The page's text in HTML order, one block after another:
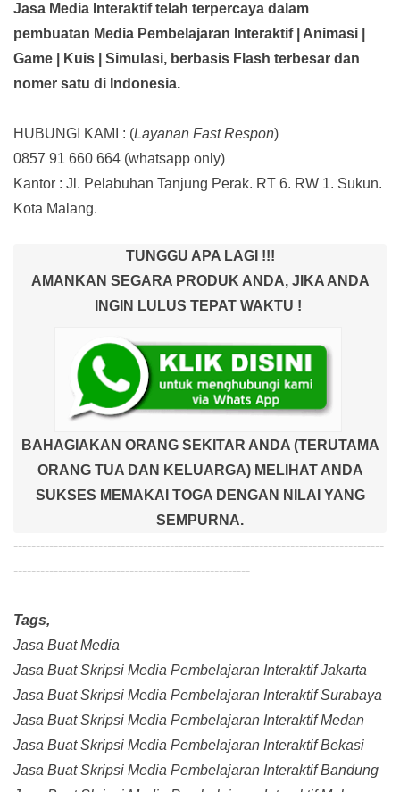
Jasa Media Interaktif telah terpercaya dalam
pembuatan Media Pembelajaran Interaktif| Animasi |
Game | Kuis | Simulasi, berbasis Flash terbesar dan
nomer satu di Indonesia.
HUBUNGI KAMI : (Layanan Fast Respon)
0857 91 660 664 (whatsapp only)
Kantor : Jl. Pelabuhan Tanjung Perak. RT 6. RW 1. Sukun.
Kota Malang.
TUNGGU APA LAGI !!!
AMANKAN SEGARA PRODUK ANDA, JIKA ANDA
INGIN LULUS TEPAT WAKTU !
BAHAGIAKAN ORANG SEKITAR ANDA (TERUTAMA
ORANG TUA DAN KELUARGA) MELIHAT ANDA
SUKSES MEMAKAI TOGA DENGAN NILAI YANG
SEMPURNA.
-----------------------------------------------------------------------------------
-----------------------------------------------------
Tags,
Jasa Buat Media
Jasa Buat Skripsi Media Pembelajaran Interaktif Jakarta
Jasa Buat Skripsi Media Pembelajaran Interaktif Surabaya
Jasa Buat Skripsi Media Pembelajaran Interaktif Medan
Jasa Buat Skripsi Media Pembelajaran Interaktif Bekasi
Jasa Buat Skripsi Media Pembelajaran Interaktif Bandung